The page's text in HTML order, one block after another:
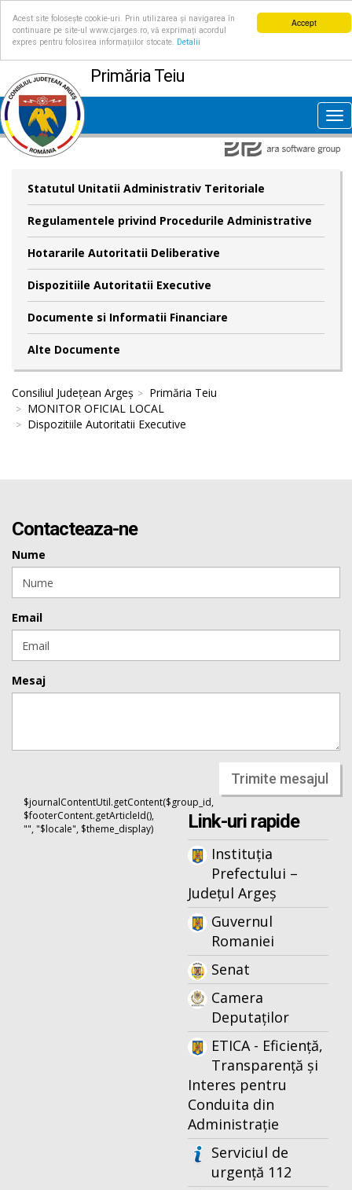
Accept
Acest site folosește cookie-uri. Prin utilizarea și navigarea în
continuare pe site-ul www.cjarges.ro, vă exprimați acordul
expres pentru folosirea informațiilor stocate.
Detalii
Primăria Teiu
Statutul Unitatii Administrativ Teritoriale
Regulamentele privind Procedurile Administrative
Hotararile Autoritatii Deliberative
Dispozitiile Autoritatii Executive
Documente si Informatii Financiare
Alte Documente
Consiliul Județean Argeș
Primăria Teiu
MONITOR OFICIAL LOCAL
Dispozitiile Autoritatii Executive
Contacteaza-ne
Nume
Email
Mesaj
Trimite mesajul
$journalContentUtil.getContent($group_id,
$footerContent.getArticleId(),
"", "$locale", $theme_display)
Link-uri rapide
Instituția
Prefectului –
Județul Argeș
Guvernul
Romaniei
Senat
Camera
Deputaților
ETICA - Eficiență,
Transparență și
Interes pentru
Conduita din
Administrație
Serviciul de
urgență 112